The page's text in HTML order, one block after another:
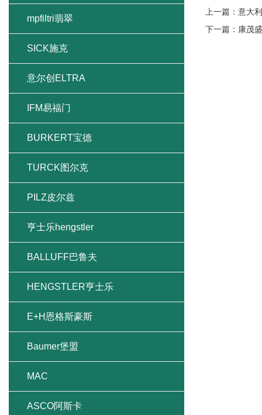
上一篇： 意大
下一篇： 康茂
mpfiltri翡翠
SICK施克
意尔创ELTRA
IFM易福门
BURKERT宝德
TURCK图尔克
PILZ皮尔兹
亨士乐hengstler
BALLUFF巴鲁夫
HENGSTLER亨士乐
E+H恩格斯豪斯
Baumer堡盟
MAC
ASCO阿斯卡